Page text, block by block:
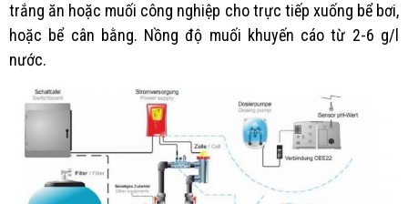
trắng ăn hoặc muối công nghiệp cho trực tiếp xuống bể bơi,
hoặc bể cân bằng. Nồng độ muối khuyến cáo từ 2-6 g/l
nước.